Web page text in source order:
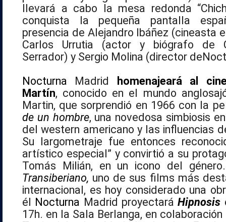
llevará a cabo la mesa redonda
conquista la pequeña pantalla
presencia de Alejandro Ibáñez (cineasta
Carlos Urrutia (actor y biógrafo de
Serrador) y Sergio Molina (director de
Nocturna Madrid
homenajeará al
Martín, conocido en el mundo
Martin, que sorprendió en 1966 con la
de un hombre, una novedosa simbiosis
del western americano y las influencias
Su largometraje fue entonces
artístico especial” y convirtió a su
Tomás Milián, en un icono del
Transiberiano, uno de sus films más
internacional, es hoy considerado una
él Nocturna Madrid proyectaráHipnosis
17h. en la Sala Berlanga, en